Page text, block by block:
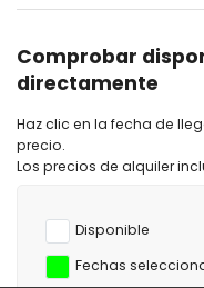
Tiene su propia plaza de
aparcamiento
Coche
Para este alojamiento de
Seguridad
El complejo está
una puerta automática
Comprobar
directamente
Haz clic en la fecha de
precio.
Los precios de alquiler
Disponible
Fechas